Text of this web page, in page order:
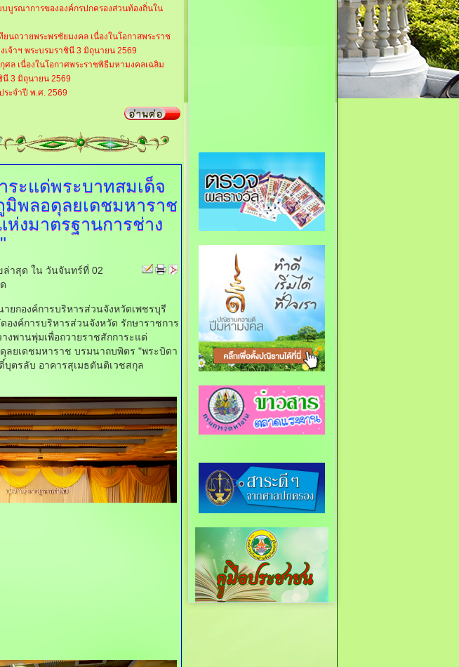
บูรณาการขององค์กรปกครองส่วนท้องถิ่นใน
นถวายพระพรชัยมงคล เนื่องในโอกาสพระราช
จ้าฯ พระบรมราชินี 3 มิถุนายน 2569
ล เนื่องในโอกาศพระราชพิธีมหามงคลเฉลิม
นี 3 มิถุนายน 2569
ระจำปี พ.ศ. 2569
ระแด่พระบาทสมเด็จ
พลอดุลยเดชมหาราช
งมาตรฐานการช่าง
ล่าสุด ใน วันจันทร์ที่ 02
ยกองค์การบริหารส่วนจังหวัดเพชรบุรี
งค์การบริหารส่วนจังหวัด รักษาราชการ
งพานพุ่มเพื่อถวายราชสักการะแด่
ลยเดชมหาราช บรมนาถบพิตร "พระบิดา
บุตรลับ อาคารสุเมธตันติเวชสกุล